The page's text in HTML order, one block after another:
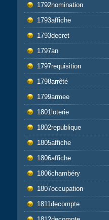
1792nomination
1793affiche
1793decret
1797an
1797requisition
1798arrêté
1799armee
1801loterie
1802republique
1805affiche
1806affiche
1806chambéry
1807occupation
1811decompte